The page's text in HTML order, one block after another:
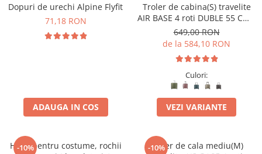
Huse troler
Business Travel
Dopuri de urechi Alpine Flyfit
71,18 RON
ADAUGA IN COS
Troler de cabina(S) travelite
AIR BASE 4 roti DUBLE 55 CM -
S
649,00 RON
de la 584,10 RON
Culori:
VEZI VARIANTE
-10%
Husa pentru costume, rochii
-10%
Troler de cala mediu(M)